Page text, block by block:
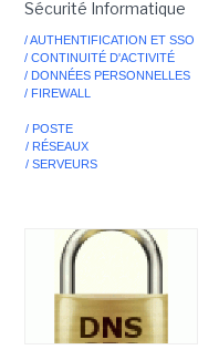
Sécurité Informatique
/ AUTHENTIFICATION ET SSO
/ CONTINUITÉ D'ACTIVITÉ
/ DONNÉES PERSONNELLES
/ FIREWALL
/ POSTE
/ RÉSEAUX
/ SERVEURS